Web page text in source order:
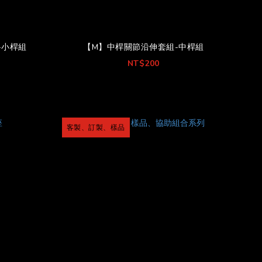
桿組
【M】中桿關節沿伸套組-中桿組
NT$200
客製、訂製、樣品